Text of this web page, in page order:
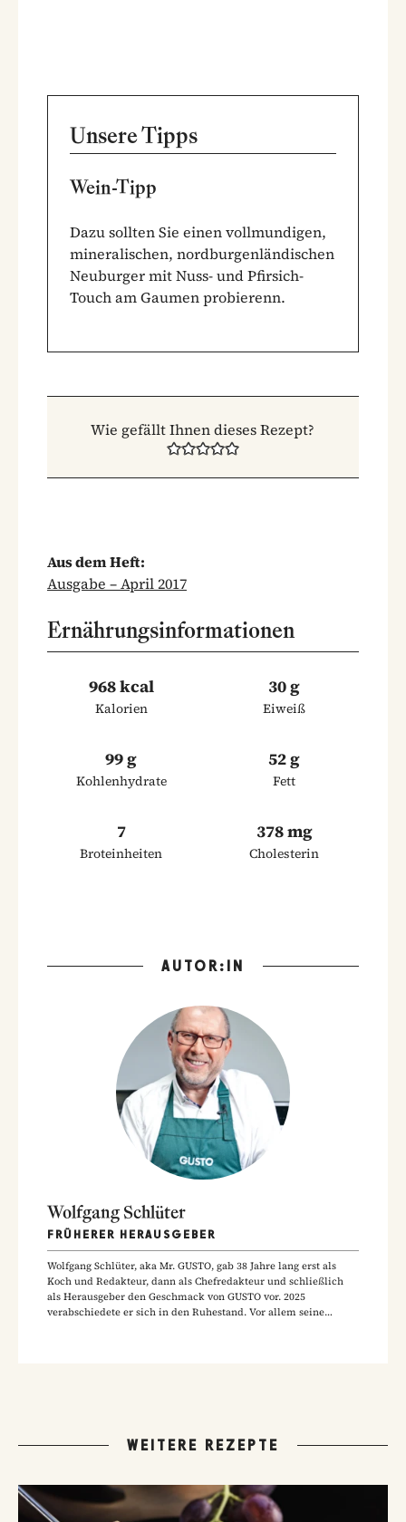
Unsere Tipps
Wein-Tipp
Dazu sollten Sie einen vollmundigen,
mineralischen, nordburgenländischen
Neuburger mit Nuss- und Pfirsich-
Touch am Gaumen probierenn.
Wie gefällt Ihnen dieses Rezept?
Aus dem Heft:
Ausgabe – April 2017
Ernährungsinformationen
968 kcal
Kalorien
30 g
Eiweiß
99 g
Kohlenhydrate
52 g
Fett
7
Broteinheiten
378 mg
Cholesterin
AUTOR:IN
Wolfgang Schlüter
FRÜHERER HERAUSGEBER
Wolfgang Schlüter, aka Mr. GUSTO, gab 38 Jahre lang erst als
Koch und Redakteur, dann als Chefredakteur und schließlich
als Herausgeber den Geschmack von GUSTO vor. 2025
verabschiedete er sich in den Ruhestand. Vor allem seine
WEITERE REZEPTE